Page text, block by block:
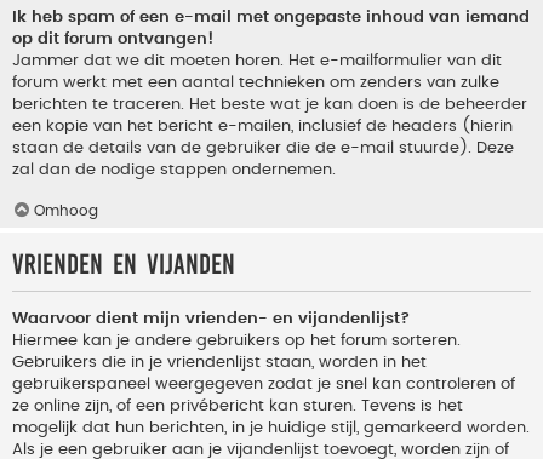
Ik heb spam of een e-mail met ongepaste inhoud van iemand
op dit forum ontvangen!
Jammer dat we dit moeten horen. Het e-mailformulier van dit
forum werkt met een aantal technieken om zenders van zulke
berichten te traceren. Het beste wat je kan doen is de beheerder
een kopie van het bericht e-mailen, inclusief de headers (hierin
staan de details van de gebruiker die de e-mail stuurde). Deze
zal dan de nodige stappen ondernemen.
Omhoog
Vrienden en vijanden
Waarvoor dient mijn vrienden- en vijandenlijst?
Hiermee kan je andere gebruikers op het forum sorteren.
Gebruikers die in je vriendenlijst staan, worden in het
gebruikerspaneel weergegeven zodat je snel kan controleren of
ze online zijn, of een privébericht kan sturen. Tevens is het
mogelijk dat hun berichten, in je huidige stijl, gemarkeerd worden.
Als je een gebruiker aan je vijandenlijst toevoegt, worden zijn of